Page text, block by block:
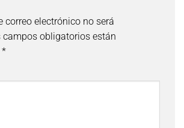
correo electrónico no será
campos obligatorios están
*